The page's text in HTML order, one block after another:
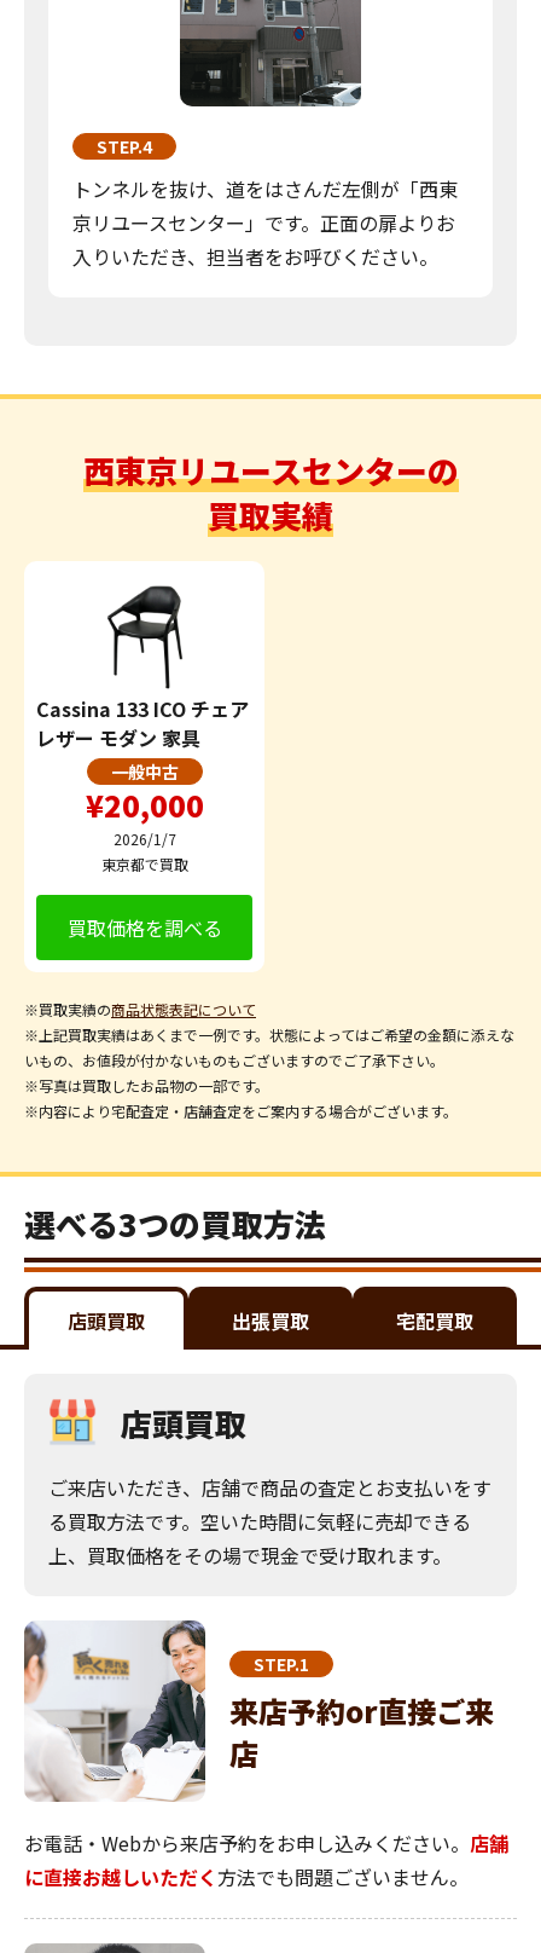
STEP.4
トンネルを抜け、道をはさんだ左側が「西東
京リユースセンター」です。正面の扉よりお
入りいただき、担当者をお呼びください。
西東京リユースセンターの
買取実績
Cassina 133 ICO チェア
レザー モダン 家具
一般中古
¥20,000
2026/1/7
東京都で買取
買取価格を調べる
※買取実績の商品状態表記について
※上記買取実績はあくまで一例です。状態によってはご希望の金額に添えな
いもの、お値段が付かないものもございますのでご了承下さい。
※写真は買取したお品物の一部です。
※内容により宅配査定・店舗査定をご案内する場合がございます。
選べる3つの買取方法
店頭買取 出張買取 宅配買取
店頭買取
ご来店いただき、店舗で商品の査定とお支払いをす
る買取方法です。空いた時間に気軽に売却できる
上、買取価格をその場で現金で受け取れます。
STEP.1
来店予約or直接ご来
店
お電話・Webから来店予約をお申し込みください。 店舗
に直接お越しいただく 方法でも問題ございません。